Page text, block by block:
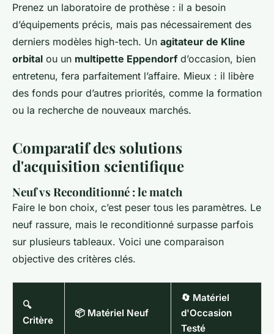
Prenez un laboratoire de prothèse : il a besoin
d’équipements précis, mais pas nécessairement des
derniers modèles high-tech. Un agitateur de Kline
orbital ou un multipette Eppendorf d’occasion, bien
entretenu, fera parfaitement l’affaire. Mieux : il libère
des fonds pour d’autres priorités, comme la formation
ou la recherche de nouveaux marchés.
Comparatif des solutions
d'acquisition scientifique
Neuf vs Reconditionné : le match
Faire le bon choix, c’est peser tous les paramètres. Le
neuf rassure, mais le reconditionné surpasse parfois
sur plusieurs tableaux. Voici une comparaison
objective des critères clés.
🔍
Critère
📦 Matériel Neuf
🔄 Matériel
d'Occasion
Testé